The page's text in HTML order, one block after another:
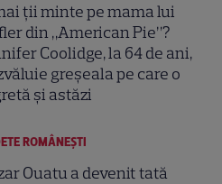
ții minte pe mama lui
din „American Pie”?
Coolidge, la 64 de ani,
greșeala pe care o
și astăzi
ROMÂNEŞTI
Ouatu a devenit tată